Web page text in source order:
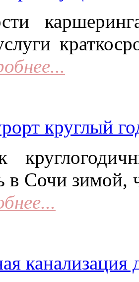
круглый
в Сочи зимой,
канализация